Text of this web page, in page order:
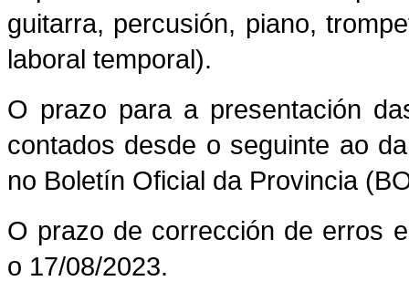
guitarra, percusión, piano,
laboral temporal).
O prazo para a presentación
contados desde o seguinte ao
no Boletín Oficial da Provincia
O prazo de corrección de erros
o 17/08/2023.